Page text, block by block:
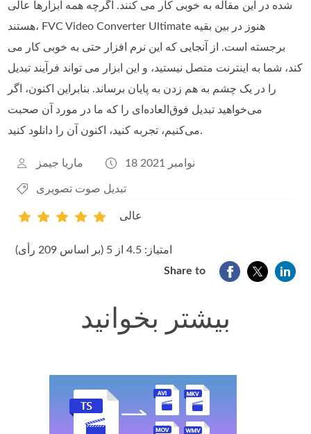
شده در این مقاله به خوبی کار می کنند. اگرچه همه ابزارها عالی
هستند، FVC Video Converter Ultimate هنوز در بین بقیه
برجسته است. از آنجایی که این نرم افزار حتی به خوبی کار می
کند، شما به اینترنت متصل نیستید، و این ابزار می تواند فرآیند تبدیل
را در یک چشم به هم زدن به پایان برساند. بنابراین اکنون، اگر
می‌خواهید تبدیل فوق‌العاده‌ای را که ما در مورد آن صحبت
می‌کنیم، تجربه کنید، اکنون آن را دانلود کنید.
ماریا جیمز 18 نوامبر 2021
تبدیل صوت تصویری
4
عالی
امتیاز: 4.5 از 5 (بر اساس 209 رأی)
Share to
بیشتر بخوانید